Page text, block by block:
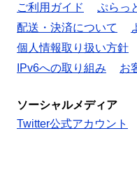
ご利用ガイド
ぷらっ
配送・決済について
個人情報取り扱い方針
IPv6への取り組み
お
ソーシャルメディア
Twitter公式アカウント